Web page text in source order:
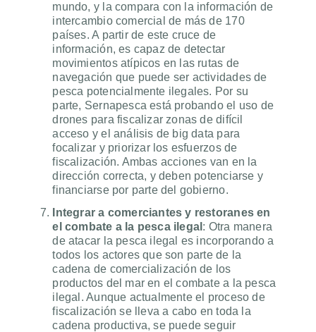
mundo, y la compara con la información de
intercambio comercial de más de 170
países. A partir de este cruce de
información, es capaz de detectar
movimientos atípicos en las rutas de
navegación que puede ser actividades de
pesca potencialmente ilegales. Por su
parte, Sernapesca está probando el uso de
drones para fiscalizar zonas de difícil
acceso y el análisis de big data para
focalizar y priorizar los esfuerzos de
fiscalización. Ambas acciones van en la
dirección correcta, y deben potenciarse y
financiarse por parte del gobierno.
Integrar a comerciantes y restoranes en
el combate a la pesca ilegal : Otra manera
de atacar la pesca ilegal es incorporando a
todos los actores que son parte de la
cadena de comercialización de los
productos del mar en el combate a la pesca
ilegal. Aunque actualmente el proceso de
fiscalización se lleva a cabo en toda la
cadena productiva, se puede seguir